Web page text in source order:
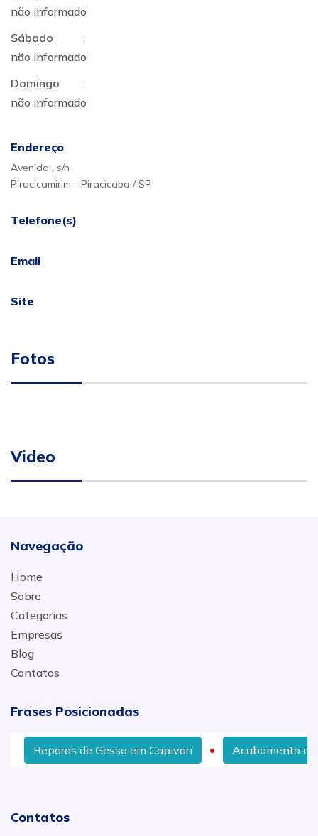
não informado
Sábado
:
não informado
Domingo
:
não informado
Endereço
Avenida , s/n
Piracicamirim - Piracicaba / SP
Telefone(s)
Email
Site
Fotos
Video
Navegação
Home
Sobre
Categorias
Empresas
Blog
Contatos
Frases Posicionadas
Reparos de Gesso em Capivari Acabamento de
Contatos